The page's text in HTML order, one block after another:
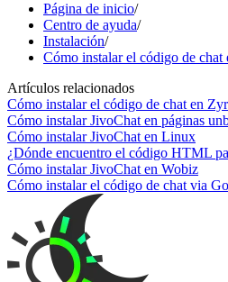
Página de inicio/
Centro de ayuda/
Instalación/
Cómo instalar el código de chat
Artículos relacionados
Cómo instalar el código de chat en
Cómo instalar JivoChat en páginas
Cómo instalar JivoChat en Linux
¿Dónde encuentro el código HTML
Cómo instalar JivoChat en Wobiz
Cómo instalar el código de chat via